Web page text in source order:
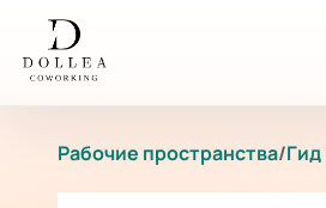
Вход
Рабочие пространства/Гид